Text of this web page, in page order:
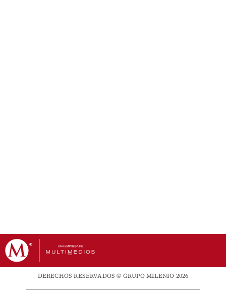
DERECHOS RESERVADOS © GRUPO MILENIO 2026